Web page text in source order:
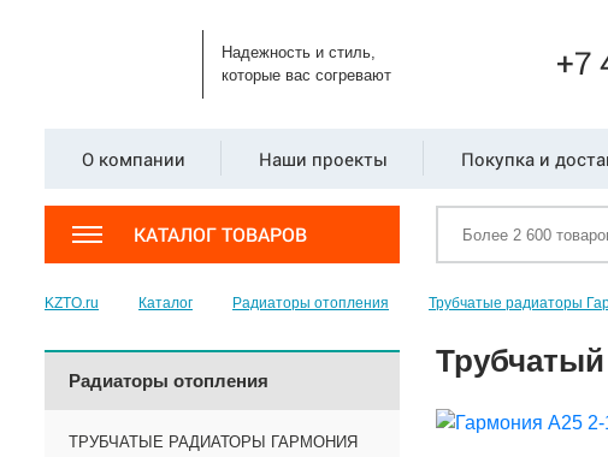
Надежность и стиль,
которые вас согревают
+7
О компании Наши проекты Покупка и
КАТАЛОГ ТОВАРОВ
KZTO.ru Каталог Радиаторы отопления Трубчатые радиаторы
Радиаторы отопления
ТРУБЧАТЫЕ РАДИАТОРЫ ГАРМОНИЯ